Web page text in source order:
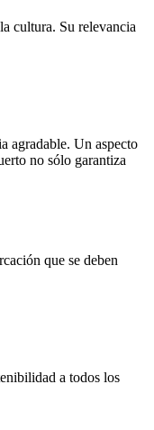
cultura. Su relevancia
agradable. Un aspecto
no sólo garantiza
que se deben
a todos los